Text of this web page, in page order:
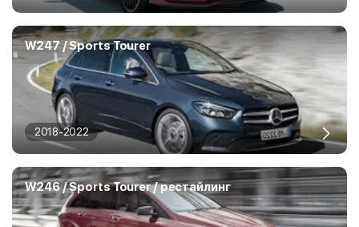
W247 / Sports Tourer
2018-2022
W246 / Sports Tourer / рестайлинг